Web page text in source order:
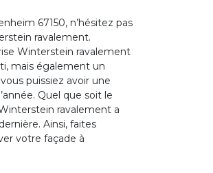
67150, n’hésitez pas
ravalement.
Winterstein ravalement
mais également un
puissiez avoir une
Quel que soit le
ravalement a
Ainsi, faites
votre façade à